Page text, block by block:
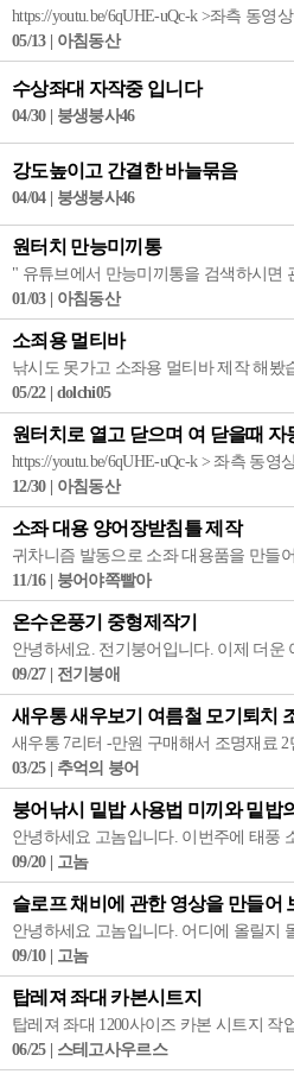
https://youtu.be/6qUHE-uQc-k >좌측 동
05/13 | 아침동산
수상좌대 자작중 입니다
04/30 | 붕생붕사46
강도높이고 간결한 바늘묶음
04/04 | 붕생붕사46
원터치 만능미끼통
" 유튜브에서 만능미끼통을 검색하시면
01/03 | 아침동산
소죄용 멀티바
낚시도 못가고 소좌용 멀티바 제작 해봤
05/22 | dolchi05
https://youtu.be/6qUHE-uQc-k > 좌측
12/30 | 아침동산
소좌 대용 양어장받침틀 제작
귀차니즘 발동으로 소좌 대용품을 만들
11/16 | 붕어야쪽빨아
온수온풍기 중형제작기
안녕하세요. 전기붕어입니다. 이제 더
09/27 | 전기붕애
새우통 새우보기 여름철 모기퇴치
새우통 7리터 -만원 구매해서 조명재료
03/25 | 추억의 붕어
붕어낚시 밑밥 사용법 미끼와 밑밥
안녕하세요 고놈입니다. 이번주에 태풍
09/20 | 고놈
슬로프 채비에 관한 영상을 만들어
안녕하세요 고놈입니다. 어디에 올릴지
09/10 | 고놈
탑레져 좌대 카본시트지
탑레져 좌대 1200사이즈 카본 시트지
06/25 | 스테고사우르스